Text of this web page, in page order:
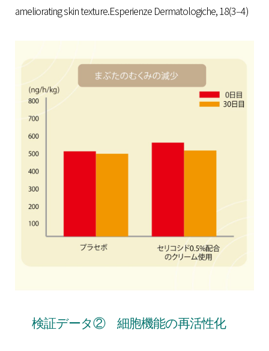
ameliorating skin texture.Esperienze Dermatologiche, 18(3‒4)
検証データ② 細胞機能の再活性化